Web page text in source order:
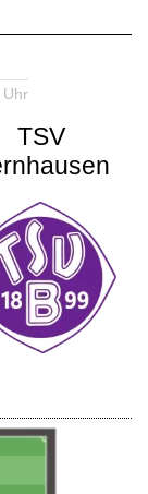
Uhr
TSV